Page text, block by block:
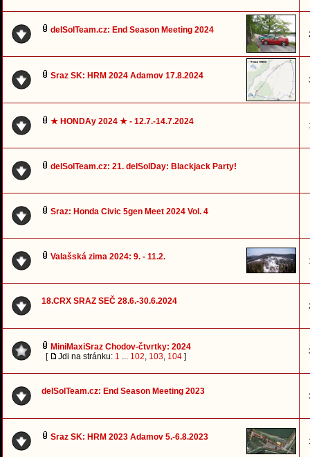
delSolTeam.cz: End Season Meeting 2024
Sraz SK: HRM 2024 Adamov 17.8.2024
★ HONDAy 2024 ★ - 12.7.-14.7.2024
delSolTeam.cz: 21. delSolDay: Blackjack Party!
Sraz: Honda Civic 5gen Meet 2024 Vol. 4
Valašská zima 2024: 9. - 11.2.
18.CRX SRAZ SEČ 28.6.-30.6.2024
MiniMaxiSraz Chodov-čtvrtky: 2024
[
Jdi na stránku: 1 ... 102, 103, 104 ]
delSolTeam.cz: End Season Meeting 2023
Sraz SK: HRM 2023 Adamov 5.-6.8.2023